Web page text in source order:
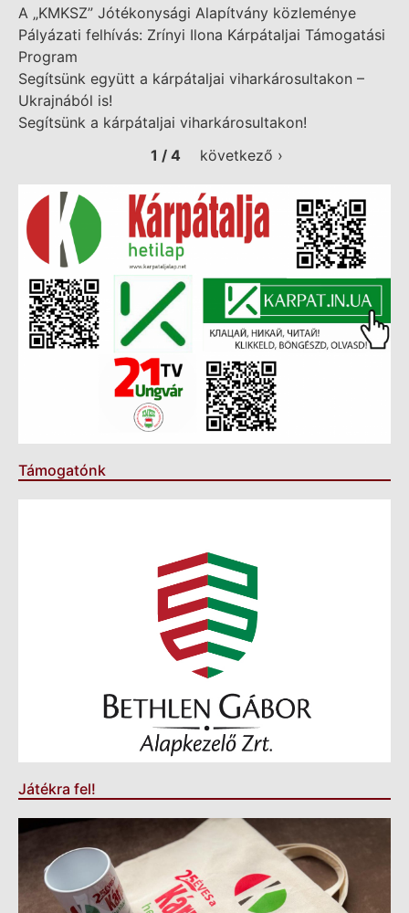
A „KMKSZ” Jótékonysági Alapítvány közleménye
Pályázati felhívás: Zrínyi Ilona Kárpátaljai Támogatási
Program
Segítsünk együtt a kárpátaljai viharkárosultakon –
Ukrajnából is!
Segítsünk a kárpátaljai viharkárosultakon!
1 / 4
következő ›
Támogatónk
Játékra fel!